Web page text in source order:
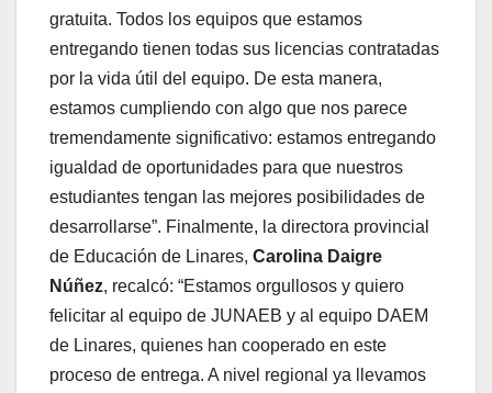
gratuita. Todos los equipos que estamos
entregando tienen todas sus licencias contratadas
por la vida útil del equipo. De esta manera,
estamos cumpliendo con algo que nos parece
tremendamente significativo: estamos entregando
igualdad de oportunidades para que nuestros
estudiantes tengan las mejores posibilidades de
desarrollarse”. Finalmente, la directora provincial
de Educación de Linares, Carolina Daigre
Núñez, recalcó: “Estamos orgullosos y quiero
felicitar al equipo de JUNAEB y al equipo DAEM
de Linares, quienes han cooperado en este
proceso de entrega. A nivel regional ya llevamos